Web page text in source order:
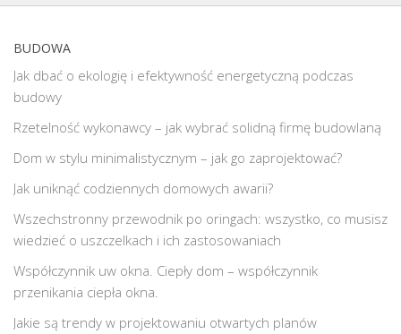
BUDOWA
Jak dbać o ekologię i efektywność energetyczną podczas
budowy
Rzetelność wykonawcy – jak wybrać solidną firmę budowlaną
Dom w stylu minimalistycznym – jak go zaprojektować?
Jak uniknąć codziennych domowych awarii?
Wszechstronny przewodnik po oringach: wszystko, co musisz
wiedzieć o uszczelkach i ich zastosowaniach
Współczynnik uw okna. Ciepły dom – współczynnik
przenikania ciepła okna.
Jakie są trendy w projektowaniu otwartych planów